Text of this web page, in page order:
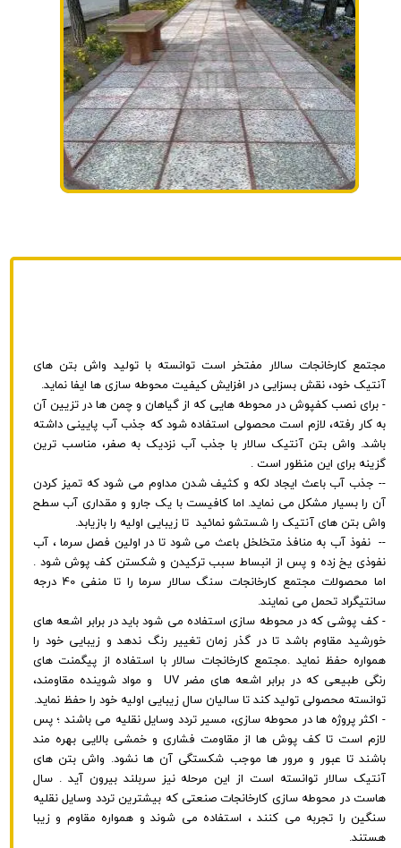
مجتمع کارخانجات سالار مفتخر است توانسته با تولید واش بتن های
آنتیک خود، نقش بسزایی در افزایش کیفیت محوطه سازی ها ایفا نماید.
- برای نصب کفپوش در محوطه هایی که از گیاهان و چمن ها در تزیین آن
به کار رفته، لازم است محصولی استفاده شود که جذب آب پایینی داشته
باشد. واش بتن آنتیک سالار با جذب آب نزدیک به صفر، مناسب ترین
گزینه برای این منظور است .
-- جذب آب باعث ایجاد لکه و کثیف شدن مداوم می شود که تمیز کردن
آن را بسیار مشکل می نماید. اما کافیست با یک جارو و مقداری آب سطح
واش بتن های آنتیک را شستشو نمائید تا زیبایی اولیه را بازیابد.
-- نفوذ آب به منافذ متخلخل باعث می شود تا در اولین فصل سرما ، آب
نفوذی یخ زده و پس از انبساط سبب ترکیدن و شکستن کف پوش شود .
اما محصولات مجتمع کارخانجات سنگ سالار سرما را تا منفی 40 درجه
سانتیگراد تحمل می نمایند.
- کف پوشی که در محوطه سازی استفاده می شود باید در برابر اشعه های
خورشید مقاوم باشد تا در گذر زمان تغییر رنگ ندهد و زیبایی خود را
همواره حفظ نماید .مجتمع کارخانجات سالار با استفاده از پیگمنت های
رنگی طبیعی که در برابر اشعه های مضر UV و مواد شوینده مقاومند،
توانسته محصولی تولید کند تا سالیان سال زیبایی اولیه خود را حفظ نماید.
- اکثر پروژه ها در محوطه سازی، مسیر تردد وسایل نقلیه می باشند ؛ پس
لازم است تا کف پوش ها از مقاومت فشاری و خمشی بالایی بهره مند
باشند تا عبور و مرور ها موجب شکستگی آن ها نشود. واش بتن های
آنتیک سالار توانسته است از این مرحله نیز سربلند بیرون آید . سال
هاست در محوطه سازی کارخانجات صنعتی که بیشترین تردد وسایل نقلیه
سنگین را تجربه می کنند ، استفاده می شوند و همواره مقاوم و زیبا
هستند.